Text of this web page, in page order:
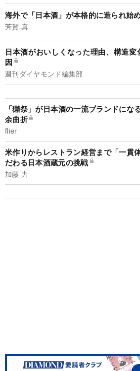
海外で「日本酒」が本格的に造られ始
芳賀 真
日本酒がおいしくなった理由、構造変
因
週刊ダイヤモンド編集部
「獺祭」が日本酒の一流ブランドにな
余曲折
flier
米作りからレストラン経営まで「一貫
だわる日本酒蔵元の挑戦
加藤 力